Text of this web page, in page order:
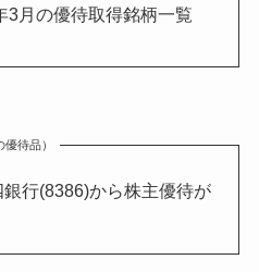
3月の優待取得銘柄一覧
待品）
銀行(8386)から株主優待が